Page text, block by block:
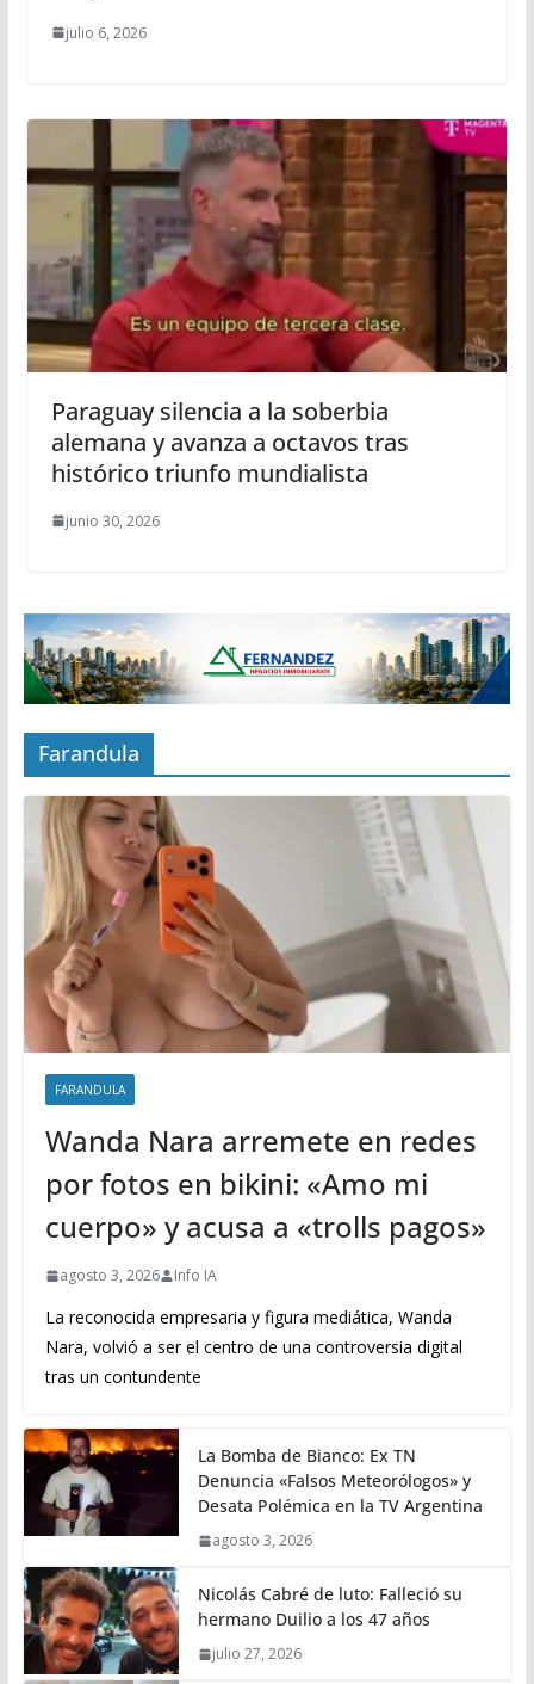
julio 6, 2026
Paraguay silencia a la soberbia
alemana y avanza a octavos tras
histórico triunfo mundialista
junio 30, 2026
Farandula
FARANDULA
Wanda Nara arremete en redes
por fotos en bikini: «Amo mi
cuerpo» y acusa a «trolls pagos»
agosto 3, 2026 Info IA
La reconocida empresaria y figura mediática, Wanda
Nara, volvió a ser el centro de una controversia digital
tras un contundente
La Bomba de Bianco: Ex TN
Denuncia «Falsos Meteorólogos» y
Desata Polémica en la TV Argentina
agosto 3, 2026
Nicolás Cabré de luto: Falleció su
hermano Duilio a los 47 años
julio 27, 2026